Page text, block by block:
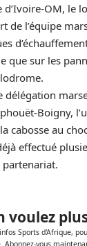
OM, le
de l’équipe
que sur les
délégation
Boigny,
cabosse au
effectué
partenariat.
voulez
Sports d'Afrique,
Abonnez-vous